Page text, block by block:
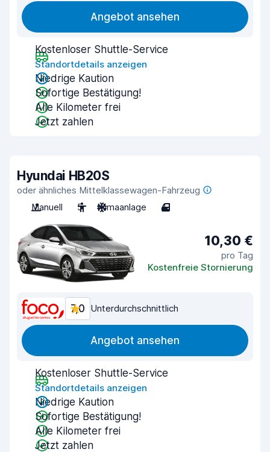
Angebot ansehen
Kostenloser Shuttle-Service
Standortdetails anzeigen
Niedrige Kaution
Sofortige Bestätigung!
Alle Kilometer frei
Jetzt zahlen
Hyundai HB20S
oder ähnliches Mittelklassewagen-Fahrzeug
Manuell
5 Klimaanlage 4
10,30 €
pro Tag
Kostenfreie Stornierung
7,0 Unterdurchschnittlich
Angebot ansehen
Kostenloser Shuttle-Service
Standortdetails anzeigen
Niedrige Kaution
Sofortige Bestätigung!
Alle Kilometer frei
Jetzt zahlen